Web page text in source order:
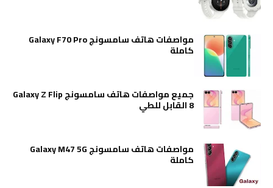
مواصفات هاتف سامسونج Galaxy F70 Pro
كاملة
جميع مواصفات هاتف سامسونج Galaxy Z Flip
8 القابل للطي
مواصفات هاتف سامسونج Galaxy M47 5G
كاملة